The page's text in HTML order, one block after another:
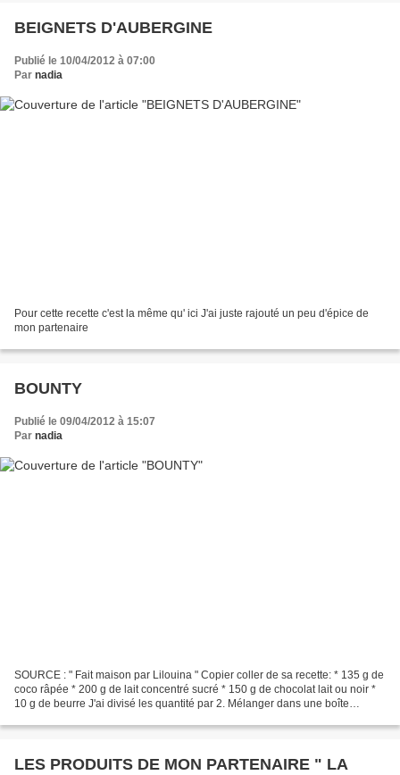
BEIGNETS D'AUBERGINE
Publié le 10/04/2012 à 07:00
Par nadia
Pour cette recette c'est la même qu' ici J'ai juste rajouté un peu d'épice de
mon partenaire
BOUNTY
Publié le 09/04/2012 à 15:07
Par nadia
SOURCE : " Fait maison par Lilouina " Copier coller de sa recette: * 135 g de
coco râpée * 200 g de lait concentré sucré * 150 g de chocolat lait ou noir *
10 g de beurre J'ai divisé les quantité par 2. Mélanger dans une boîte
LES PRODUITS DE MON PARTENAIRE " LA